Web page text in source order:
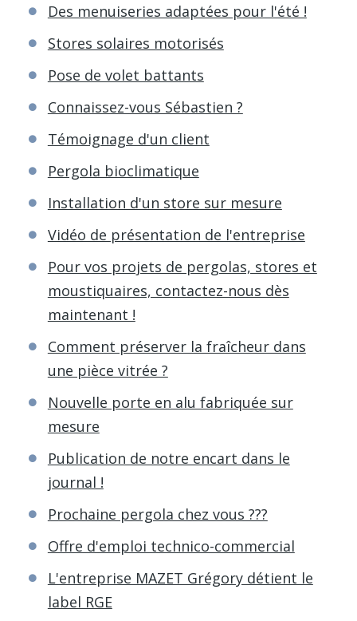
Des menuiseries adaptées pour l'été !
Stores solaires motorisés
Pose de volet battants
Connaissez-vous Sébastien ?
Témoignage d'un client
Pergola bioclimatique
Installation d'un store sur mesure
Vidéo de présentation de l'entreprise
Pour vos projets de pergolas, stores et
moustiquaires, contactez-nous dès
maintenant !
Comment préserver la fraîcheur dans
une pièce vitrée ?
Nouvelle porte en alu fabriquée sur
mesure
Publication de notre encart dans le
journal !
Prochaine pergola chez vous ???
Offre d'emploi technico-commercial
L'entreprise MAZET Grégory détient le
label RGE